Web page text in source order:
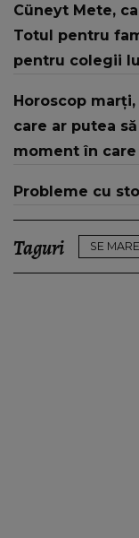
tăcere,
rău, nu mai pot
Cüneyt Mete,
Totul pentru
pentru colegii
Horoscop
care ar putea
moment în
Probleme cu
Taguri SE